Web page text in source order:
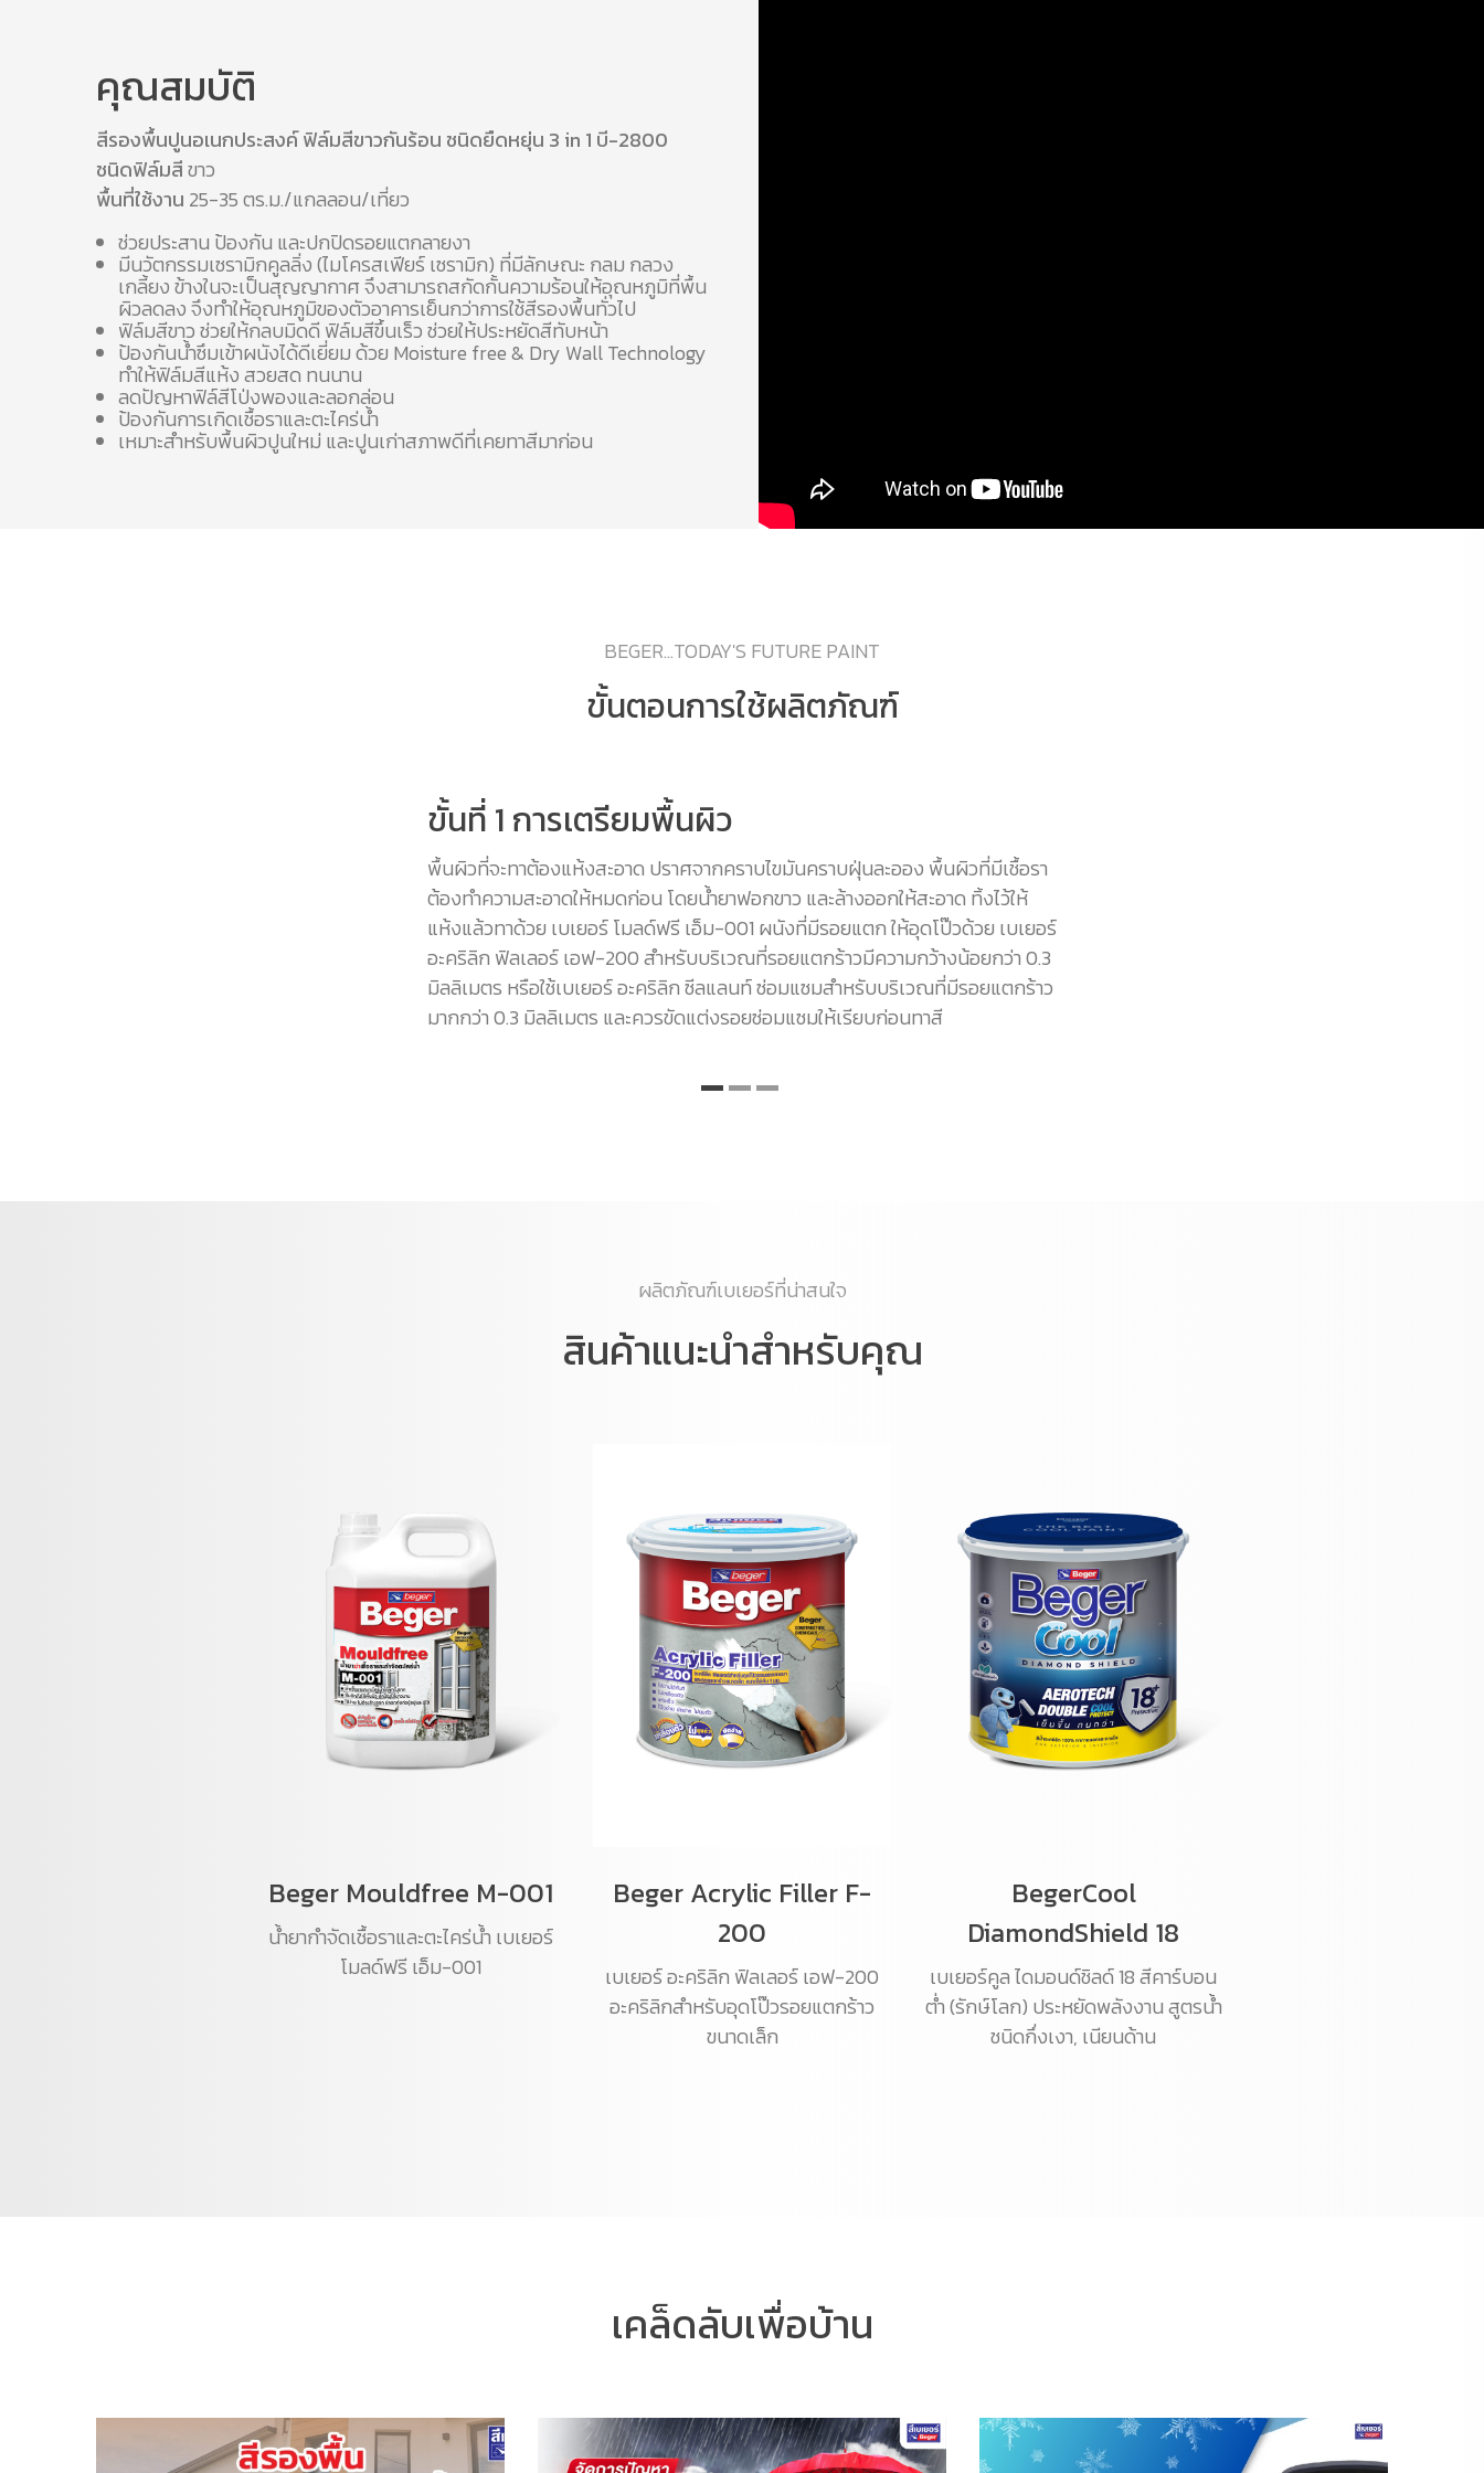
คุณสมบัติ
สีรองพื้นปูนอเนกประสงค์ ฟิล์มสีขาวกันร้อน ชนิดยืดหยุ่น 3 in 1 บี-2800
ชนิดฟิล์มสีขาว
พื้นที่ใช้งาน 25-35 ตร.ม./แกลลอน/เที่ยว
ช่วยประสาน ป้องกัน และปกปิดรอยแตกลายงา
มีนวัตกรรมเซรามิกคูลลิ่ง (ไมโครสเฟียร์ เซรามิก) ที่มีลักษณะ กลม กลวง
เกลี้ยง ข้างในจะเป็นสุญญากาศ จึงสามารถสกัดกั้นความร้อนให้อุณหภูมิที่พื้น
ผิวลดลง จึงทำให้อุณหภูมิของตัวอาคารเย็นกว่าการใช้สีรองพื้นทั่วไป
ฟิล์มสีขาว ช่วยให้กลบมิดดี ฟิล์มสีขึ้นเร็ว ช่วยให้ประหยัดสีทับหน้า
ป้องกันน้ำซึมเข้าผนังได้ดีเยี่ยม ด้วย Moisture free & Dry Wall Technology
ทำให้ฟิล์มสีแห้ง สวยสด ทนนาน
ลดปัญหาฟิล์สีโป่งพองและลอกล่อน
ป้องกันการเกิดเชื้อราและตะไคร่น้ำ
เหมาะสำหรับพื้นผิวปูนใหม่ และปูนเก่าสภาพดีที่เคยทาสีมาก่อน
BEGER...TODAY'S FUTURE PAINT
ขั้นตอนการใช้ผลิตภัณฑ์
ขั้นที่ 1 การเตรียมพื้นผิว
พื้นผิวที่จะทาต้องแห้งสะอาด ปราศจากคราบไขมันคราบฝุ่นละออง พื้นผิวที่มีเชื้อรา
ต้องทำความสะอาดให้หมดก่อน โดยน้ำยาฟอกขาว และล้างออกให้สะอาด ทิ้งไว้ให้
แห้งแล้วทาด้วย เบเยอร์ โมลด์ฟรี เอ็ม-001 ผนังที่มีรอยแตก ให้อุดโป๊วด้วย เบเยอร์
อะคริลิก ฟิลเลอร์ เอฟ-200 สำหรับบริเวณที่รอยแตกร้าวมีความกว้างน้อยกว่า 0.3
มิลลิเมตร หรือใช้เบเยอร์ อะคริลิก ซีลแลนท์ ซ่อมแซมสำหรับบริเวณที่มีรอยแตกร้าว
มากกว่า 0.3 มิลลิเมตร และควรขัดแต่งรอยซ่อมแซมให้เรียบก่อนทาสี
ผลิตภัณฑ์เบเยอร์ที่น่าสนใจ
สินค้าแนะนำสำหรับคุณ
Beger Mouldfree M-001
น้ำยากำจัดเชื้อราและตะไคร่น้ำ เบเยอร์
โมลด์ฟรี เอ็ม-001
Beger Acrylic Filler F-
200
เบเยอร์ อะคริลิก ฟิลเลอร์ เอฟ-200
อะคริลิกสำหรับอุดโป๊วรอยแตกร้าว
ขนาดเล็ก
BegerCool
DiamondShield 18
เบเยอร์คูล ไดมอนด์ชิลด์ 18 สีคาร์บอน
ต่ำ (รักษ์โลก) ประหยัดพลังงาน สูตรน้ำ
ชนิดกึ่งเงา, เนียนด้าน
เคล็ดลับเพื่อบ้าน